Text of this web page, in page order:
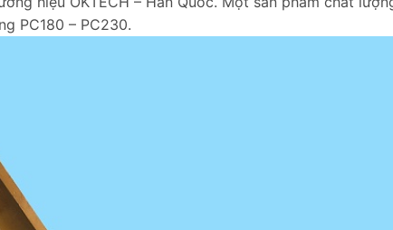
PC180 – PC230.